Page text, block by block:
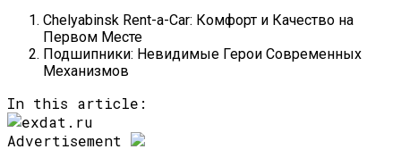
Chelyabinsk Rent-a-Car: Комфорт и Качество на
Первом Месте
Подшипники: Невидимые Герои Современных
Механизмов
In this article:
Advertisement